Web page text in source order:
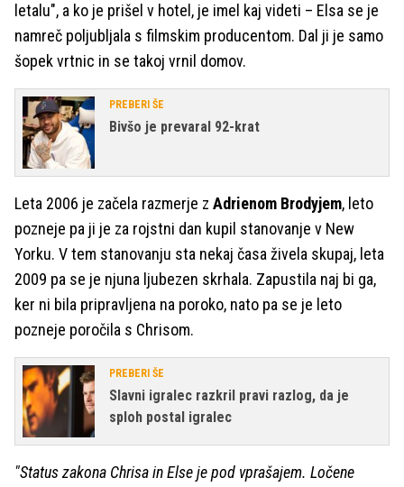
letalu", a ko je prišel v hotel, je imel kaj videti – Elsa se je
namreč poljubljala s filmskim producentom. Dal ji je samo
šopek vrtnic in se takoj vrnil domov.
PREBERI ŠE
Bivšo je prevaral 92-krat
Leta 2006 je začela razmerje z Adrienom Brodyjem, leto
pozneje pa ji je za rojstni dan kupil stanovanje v New
Yorku. V tem stanovanju sta nekaj časa živela skupaj, leta
2009 pa se je njuna ljubezen skrhala. Zapustila naj bi ga,
ker ni bila pripravljena na poroko, nato pa se je leto
pozneje poročila s Chrisom.
PREBERI ŠE
Slavni igralec razkril pravi razlog, da je
sploh postal igralec
"Status zakona Chrisa in Else je pod vprašajem. Ločene